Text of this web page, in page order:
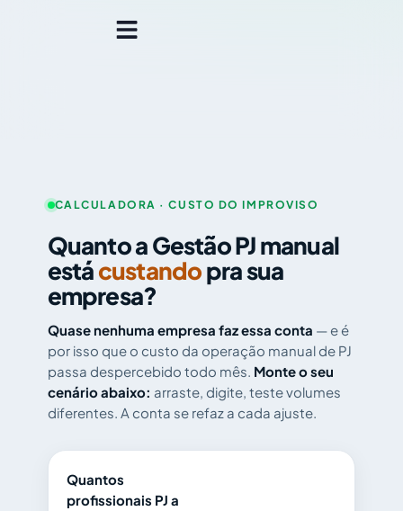
CALCULADORA · CUSTO DO IMPROVISO
Quanto aGestão PJmanual
estácustandopra sua
empresa?
Quase nenhuma empresa faz essa conta — e é
por isso que o custo da operação manual de PJ
passa despercebido todo mês. Monte o seu
cenário abaixo: arraste, digite, teste volumes
diferentes. A conta se refaz a cada ajuste.
Quantos
profissionais PJ a